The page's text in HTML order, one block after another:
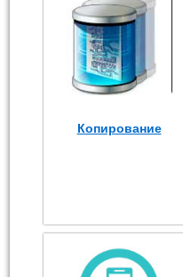
Копирование